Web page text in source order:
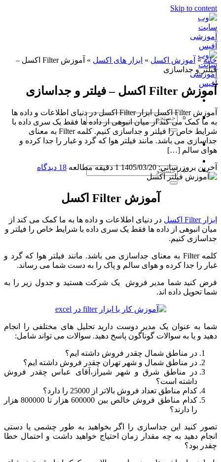
Skip to content
خانه» آموزش اکسل » ابزار های اکسل »
آموزش Filter اکسل –
فیلتر و جداسازی
آموزش Filter اکسل – فیلتر و جداسازی
آموزش Filter اکسل ابزار Filter اکسل در دنیای اطلاعات و داده ها
به ما کمک می کند از میان انبوهی از داده ها فقط یک سری داده با
شرایط خاص را فیلتر و جداسازی کنیم. کلمه Filter به معنای
جداسازی می باشد. مانند فیلتر هوا که گرد و غبار را جدا کرده و
هوای سالم […]
آخرین بروزرسانی: 1405/03/20 1 دقیقه مطالعه 18 دیدگاه
آموزش Filter اکسل
ابزار Filter اکسل
در دنیای اطلاعات و داده ها به ما کمک می کند از
میان انبوهی از داده ها فقط یک سری داده با شرایط خاص را فیلتر و
جداسازی کنیم.
کلمه Filter به معنای جداسازی می باشد. مانند فیلتر هوا که گرد و
غبار را جدا کرده و هوای سالم و پاک را به دست شما می رساند.
فرض کنید شما مدیر فروش یک شرکت هستید و جدول زیر را به
شما تحویل داده اند.
شما به عنوان یک مدیر دوست دارید تحلیل های مختلفی را انجام
دهید و یا به سوالات گوناگون پاسخ دهید. سوالات می تواند شامل:
در مناطق شمال چقدر فروش داشته ایم؟
در مناطق شمال و شهر تهران چقدر فروش داشته ایم؟
در مناطق شرق و شهر شیراز،آقای عباس چقدر فروش
داشته است؟
کدام مناطق تعداد فروش بالاتر از 25000 را دارد؟
کدام مناطق فروش خالص بین 600000 هزار تا 800000 هزار
را دارند؟
تصور کنید این جداسازی را اگر بخواهید به طور چشمی یا دستی
انجام دهید به چه مقدار زمان احتیاج خواهید داشت و احتمال خطا
چقدر بود؟